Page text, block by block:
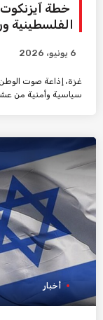
الفلسطينية
6 يونيو، 2026
غزة، إذاعة صوت
سياسية وأمنية من
أخبار